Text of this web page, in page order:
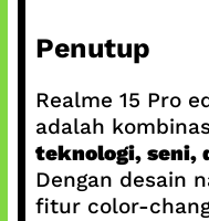
Penutup
Realme 15 Pro
adalah
teknologi, seni,
Dengan desain
fitur color-